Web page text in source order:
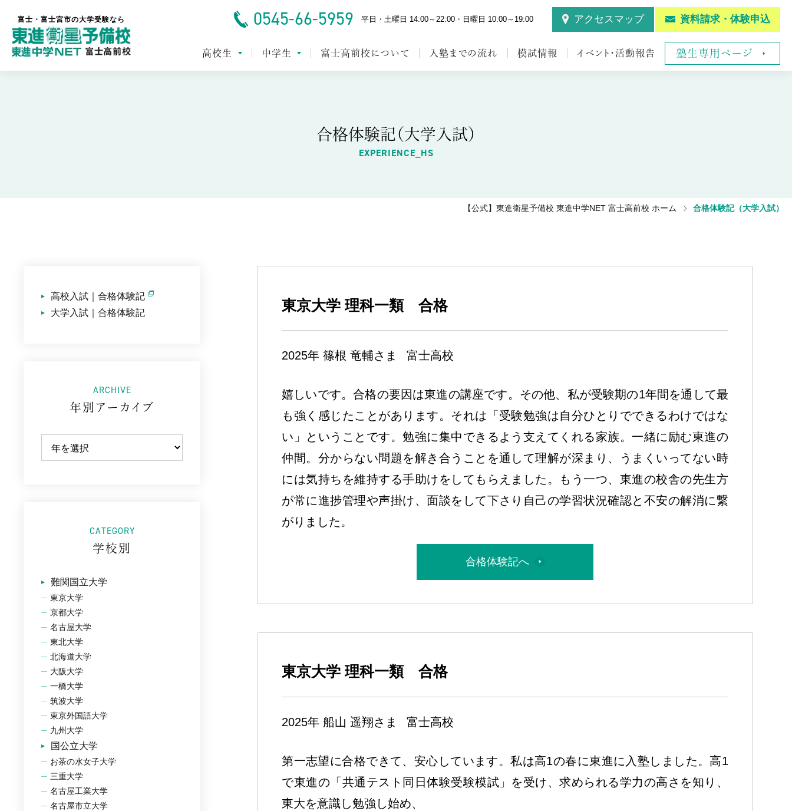
富士・富士宮市の大学受験なら 0545-66-5959 平日・土曜日 14:00～22:00・日曜日 10:00～19:00 アクセスマップ 資料請求・体験申込
高校生 中学生 富士高前校について 入塾までの流れ 模試情報 イベント・活動報告 塾生専用ページ
合格体験記（大学入試）
EXPERIENCE_HS
【公式】東進衛星予備校 東進中学NET 富士高前校 ホーム 合格体験記（大学入試）
高校入試｜合格体験記
大学入試｜合格体験記
ARCHIVE
年別アーカイブ
CATEGORY
学校別
難関国立大学
東京大学
京都大学
名古屋大学
東北大学
北海道大学
大阪大学
一橋大学
筑波大学
東京外国語大学
九州大学
国公立大学
お茶の水女子大学
三重大学
名古屋工業大学
名古屋市立大学
東京大学 理科一類 合格
2025年 篠根 竜輔さま 富士高校
嬉しいです。合格の要因は東進の講座です。その他、私が受験期の1年間を通して最
も強く感じたことがあります。それは「受験勉強は自分ひとりでできるわけではな
い」ということです。勉強に集中できるよう支えてくれる家族。一緒に励む東進の
仲間。分からない問題を解き合うことを通して理解が深まり、うまくいってない時
には気持ちを維持する手助けをしてもらえました。もう一つ、東進の校舎の先生方
が常に進捗管理や声掛け、面談をして下さり自己の学習状況確認と不安の解消に繋
がりました。
合格体験記へ
東京大学 理科一類 合格
2025年 船山 遥翔さま 富士高校
第一志望に合格できて、安心しています。私は高1の春に東進に入塾しました。高1
で東進の「共通テスト同日体験受験模試」を受け、求められる学力の高さを知り、
東大を意識し勉強し始め、